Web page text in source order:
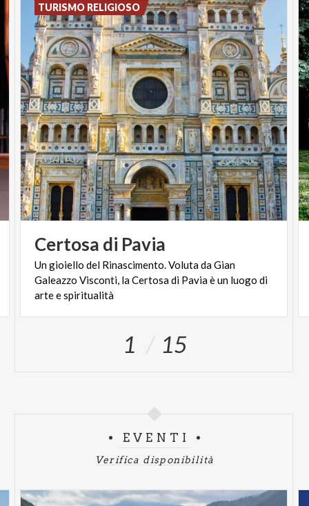
Certosa di Pavia
Un gioiello del Rinascimento. Voluta da Gian
Galeazzo Visconti, la Certosa di Pavia è un luogo di
arte e spiritualità
TURISMO RELIGIOSO
1 15
EVENTI
Verifica disponibilità